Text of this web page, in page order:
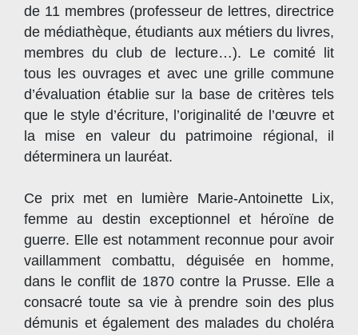
de 11 membres (professeur de lettres, directrice
de médiathèque, étudiants aux métiers du livres,
membres du club de lecture…). Le comité lit
tous les ouvrages et avec une grille commune
d’évaluation établie sur la base de critères tels
que le style d’écriture, l’originalité de l’œuvre et
la mise en valeur du patrimoine régional, il
déterminera un lauréat.
Ce prix met en lumière Marie-Antoinette Lix,
femme au destin exceptionnel et héroïne de
guerre. Elle est notamment reconnue pour avoir
vaillamment combattu, déguisée en homme,
dans le conflit de 1870 contre la Prusse. Elle a
consacré toute sa vie à prendre soin des plus
démunis et également des malades du choléra